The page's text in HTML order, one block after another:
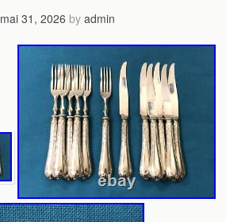
mai 31, 2026 by admin